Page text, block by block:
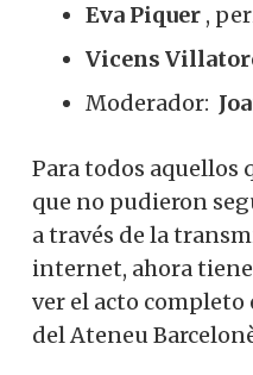
Eva Piquer ,
Vicens
Moderador:
Para todos aquellos
que no pudieron
a través de la
internet, ahora
ver el acto completo
del Ateneu